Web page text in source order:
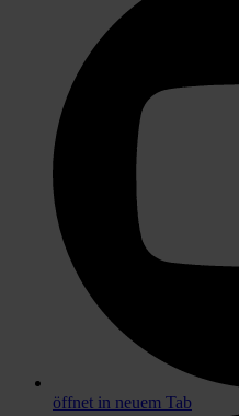
öffnet in neuem Tab